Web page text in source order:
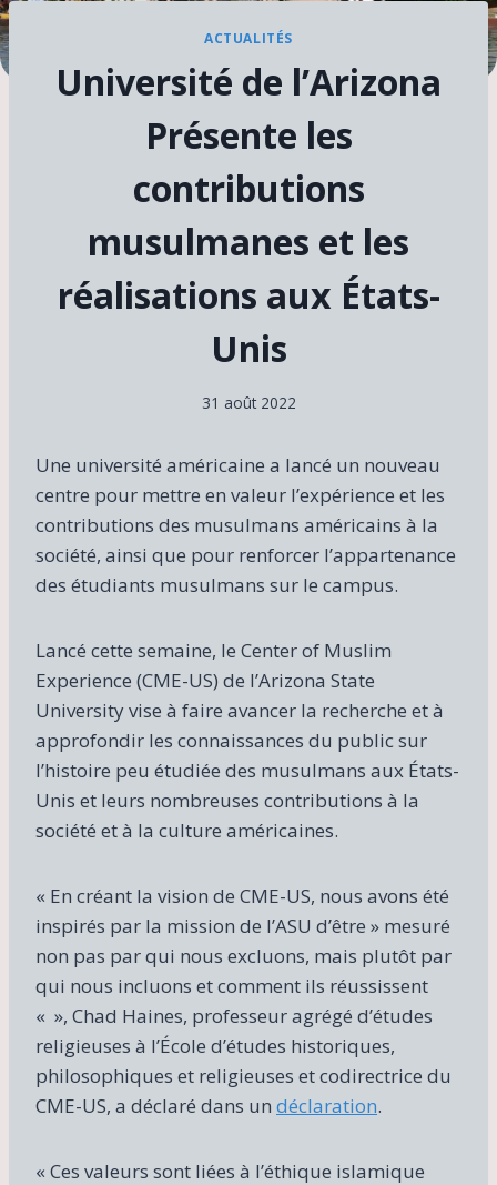
ACTUALITÉS
Université de l’Arizona
Présente les
contributions
musulmanes et les
réalisations aux États-
Unis
31 août 2022
Une université américaine a lancé un nouveau
centre pour mettre en valeur l’expérience et les
contributions des musulmans américains à la
société, ainsi que pour renforcer l’appartenance
des étudiants musulmans sur le campus.
Lancé cette semaine, le Center of Muslim
Experience (CME-US) de l’Arizona State
University vise à faire avancer la recherche et à
approfondir les connaissances du public sur
l’histoire peu étudiée des musulmans aux États-
Unis et leurs nombreuses contributions à la
société et à la culture américaines.
« En créant la vision de CME-US, nous avons été
inspirés par la mission de l’ASU d’être » mesuré
non pas par qui nous excluons, mais plutôt par
qui nous incluons et comment ils réussissent
« », Chad Haines, professeur agrégé d’études
religieuses à l’École d’études historiques,
philosophiques et religieuses et codirectrice du
CME-US, a déclaré dans un déclaration.
« Ces valeurs sont liées à l’éthique islamique